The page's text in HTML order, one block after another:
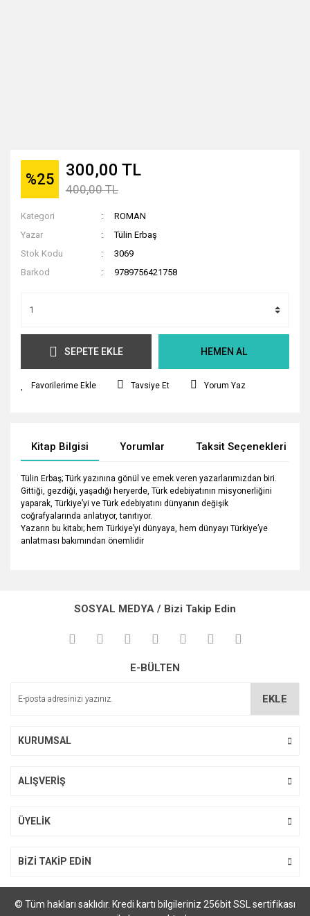
%25 300,00 TL
400,00 TL
Kategori
ROMAN
Yazar
Tülin Erbaş
Stok Kodu
3069
Barkod
9789756421758
SEPETE EKLE HEMEN AL
Tavsiye Et Yorum Yaz
Kitap Bilgisi Yorumlar Taksit Seçenekleri
Tülin Erbaş; Türk yazınına gönül ve emek veren yazarlarımızdan biri.
Gittiği, gezdiği, yaşadığı heryerde, Türk edebiyatının misyonerliğini
yaparak, Türkiye’yi ve Türk edebiyatını dünyanın değişik
coğrafyalarında anlatıyor, tanıtıyor.
Yazarın bu kitabı; hem Türkiye’yi dünyaya, hem dünyayı Türkiye’ye
anlatması bakımından önemlidir
kullanarak tarafımıza iletebilirsiniz.
Görüş ve önerileriniz için teşekkür ederiz.
Ürün açıklamasında eksik bilgiler bulunuyor.
SOSYAL MEDYA / Bizi Takip Edin
E-BÜLTEN
EKLE
KURUMSAL
ALIŞVERİŞ
ÜYELİK
BİZİ TAKİP EDİN
© Tüm hakları saklıdır. Kredi kartı bilgileriniz 256bit SSL sertifikası